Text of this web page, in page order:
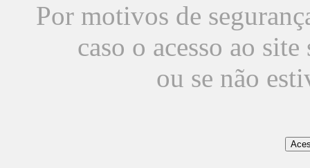
Por motivos de
caso o acesso ao
ou se não